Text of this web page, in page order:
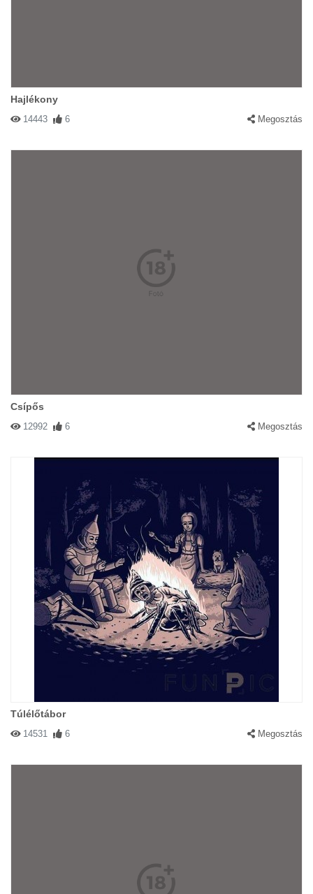
Hajlékony
14443 6 Megosztás
Csípős
12992 6 Megosztás
Túlélőtábor
14531 6 Megosztás